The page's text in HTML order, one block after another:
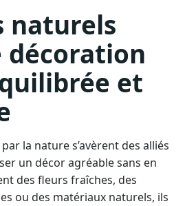
naturels
décoration
et
la nature s’avèrent des alliés
un décor agréable sans en
des fleurs fraîches, des
ou des matériaux naturels, ils